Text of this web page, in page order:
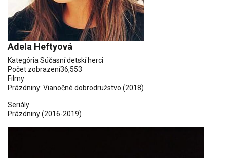
Adela Heftyová
KategóriaSúčasní detskí herci
Počet zobrazení36,553
Filmy
Prázdniny: Vianočné dobrodružstvo (2018)
Seriály
Prázdniny(2016-2019)